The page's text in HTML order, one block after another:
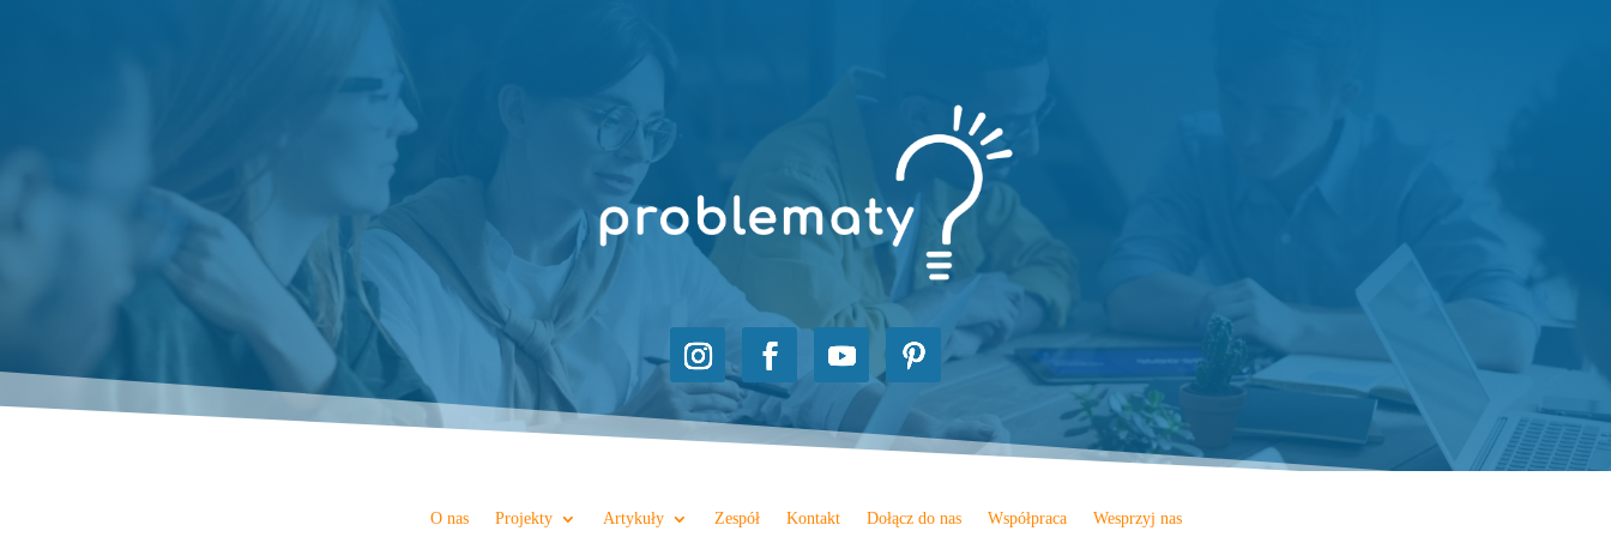
O nas Projekty Artykuły Zespół Kontakt Dołącz do nas Współpraca Wesprzyj nas